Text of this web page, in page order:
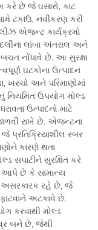
કરે છે જે ઘસારો, કાટ
ટકાઉ, નવીકરણ કરી
એજન્ટ કાર્યક્રમો
લાંબા અંતરાલ અને
બચત નોંધાવે છે. આ સુરક્ષા
ઘટકોના ઉત્પાદન
ખરચો અને પરિમાણોમાં
નિયમિત ઉપયોગ મોલ્ડ
ઉત્પાદનો માટે
રાખે છે. એજન્ટના
પ્રતિક્રિયાશીલ રબર
કારણે થતા
સપાટીને સુરક્ષિત કરે
આપે છે કે સામાન્ય
અસરકારક રહે છે, જે
અટકાવે છે.
કરવાથી મોલ્ડ
બને છે, જેથી